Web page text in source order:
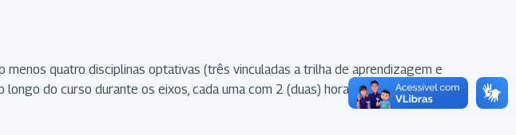
menos quatro disciplinas optativas (três vinculadas a trilha de aprendizagem e
do curso durante os eixos, cada uma com 2 (duas) horas de duração. A(o)